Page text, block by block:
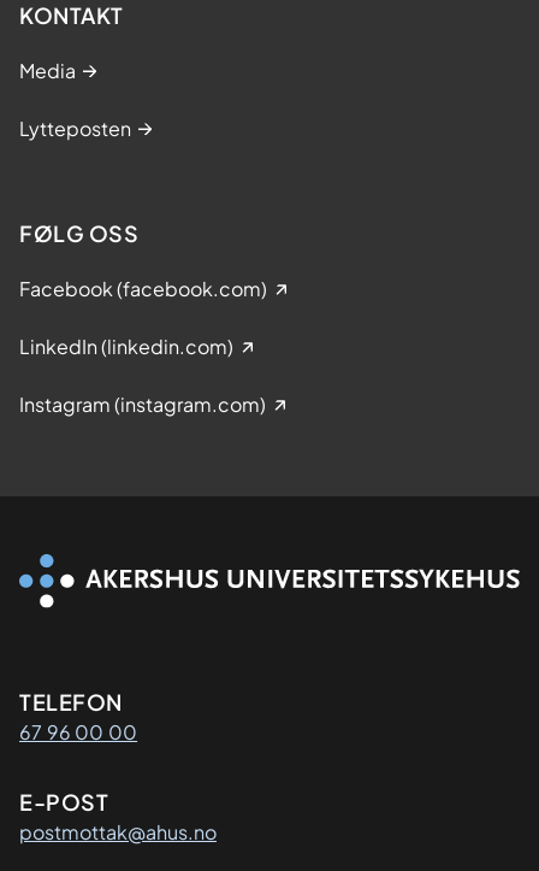
KONTAKT
Media
Lytteposten
FØLG OSS
Facebook (facebook.com)
LinkedIn (linkedin.com)
Instagram (instagram.com)
Kontaktinformasjon
TELEFON
67 96 00 00
E-POST
postmottak@ahus.no